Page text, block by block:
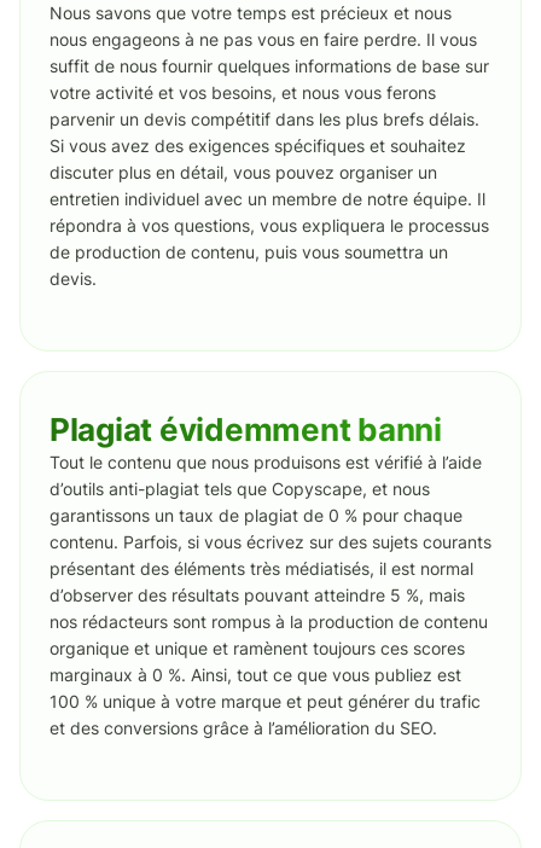
Nous savons que votre temps est précieux et nous
nous engageons à ne pas vous en faire perdre. Il vous
suffit de nous fournir quelques informations de base sur
votre activité et vos besoins, et nous vous ferons
parvenir un devis compétitif dans les plus brefs délais.
Si vous avez des exigences spécifiques et souhaitez
discuter plus en détail, vous pouvez organiser un
entretien individuel avec un membre de notre équipe. Il
répondra à vos questions, vous expliquera le processus
de production de contenu, puis vous soumettra un
devis.
Plagiat évidemment banni
Tout le contenu que nous produisons est vérifié à l’aide
d’outils anti-plagiat tels que Copyscape, et nous
garantissons un taux de plagiat de 0 % pour chaque
contenu. Parfois, si vous écrivez sur des sujets courants
présentant des éléments très médiatisés, il est normal
d’observer des résultats pouvant atteindre 5 %, mais
nos rédacteurs sont rompus à la production de contenu
organique et unique et ramènent toujours ces scores
marginaux à 0 %. Ainsi, tout ce que vous publiez est
100 % unique à votre marque et peut générer du trafic
et des conversions grâce à l’amélioration du SEO.